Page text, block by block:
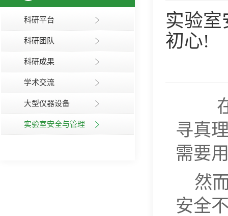
科研平台
科研团队
科研成果
学术交流
大型仪器设备
实验室安全与管理
实验室
初心!
寻真
需要
然
安全